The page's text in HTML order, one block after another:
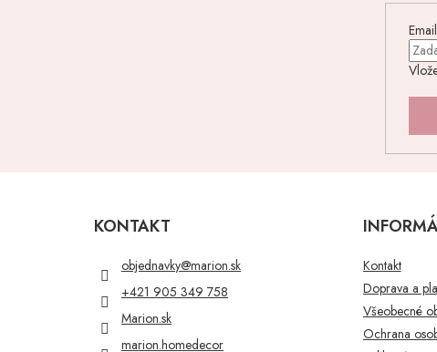
Email
KONTAKT
objednavky@marion.sk
+421 905 349 758
Marion.sk
marion.homedecor
Kontakt
Doprava a
Všeobecné
Ochrana